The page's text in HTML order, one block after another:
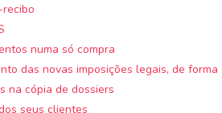
numa só compra
das novas imposições legais, de
na cópia de dossiers
seus clientes